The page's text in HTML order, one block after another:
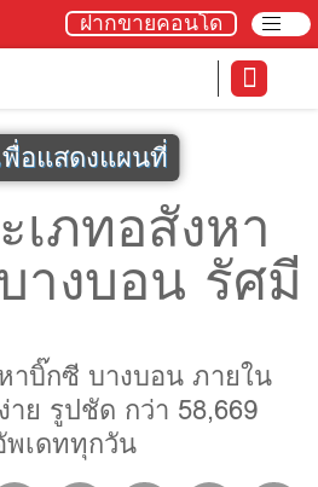
ฝากขายคอนโด
พื่อแสดงแผนที่
เภทอสังหา
างบอน รัศมี
าบิ๊กซี บางบอน ภายใน
ย รูปชัด กว่า 58,669
เดททุกวัน